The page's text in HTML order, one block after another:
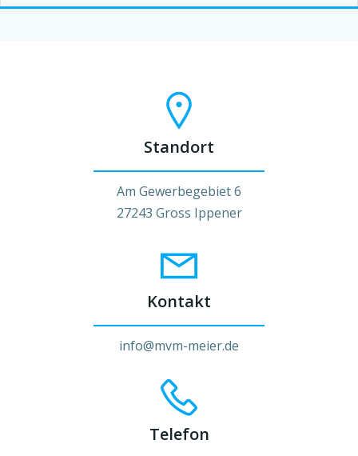
Standort
Am Gewerbegebiet 6
27243 Gross Ippener
Kontakt
info@mvm-meier.de
Telefon